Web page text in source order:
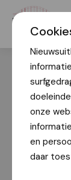
onze
en
daar